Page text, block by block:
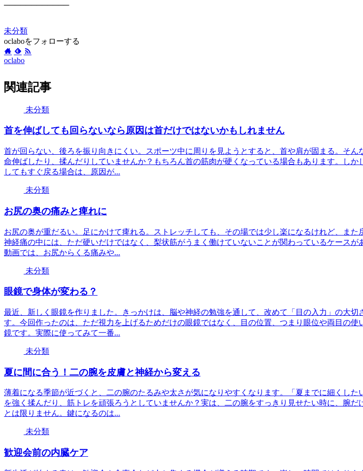
────────────
未分類
oclaboをフォローする
oclabo
関連記事
未分類
首を伸ばしても回らないなら原因は首だけではないかもしれません
首が回らない、後ろを振り向きにくい。スポーツ中に周りを見ようとすると、首や肩が固まる。そん
命伸ばしたり、揉んだりしていませんか？もちろん首の筋肉が硬くなっている場合もあります。しか
してもすぐ戻る場合は、原因が...
未分類
お尻の奥の痛みと痺れに
お尻の奥が重だるい。足にかけて痺れる。ストレッチしても、その場では少し楽になるけれど、また
神経痛の中には、ただ硬いだけではなく、梨状筋がうまく働けていないことが関わっているケースが
動画では、お尻からくる痛みや...
未分類
眼鏡で身体が変わる？
最近、新しく眼鏡を作りました。きっかけは、脳や神経の勉強を通して、改めて「目の入力」の大切
す。今回作ったのは、ただ視力を上げるためだけの眼鏡ではなく、目の位置、つまり眼位や両目の使
鏡です。実際に使ってみて一番...
未分類
夏に間に合う！二の腕を皮膚と神経から変える
薄着になる季節が近づくと、二の腕のたるみや太さが気になりやすくなります。「夏までに細くした
を強く揉んだり、筋トレを頑張ろうとしていませんか？実は、二の腕をすっきり見せたい時に、腕だ
とは限りません。鍵になるのは...
未分類
歓迎会前の内臓ケア